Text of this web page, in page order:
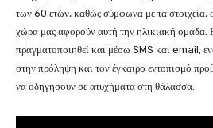
των 60 ετών, καθώς σύμφωνα με τα στοιχεία,
χώρα μας αφορούν αυτή την ηλικιακή ομάδα.
πραγματοποιηθεί και μέσω SMS και email,
στην πρόληψη και τον έγκαιρο εντοπισμό
να οδηγήσουν σε ατυχήματα στη θάλασσα.